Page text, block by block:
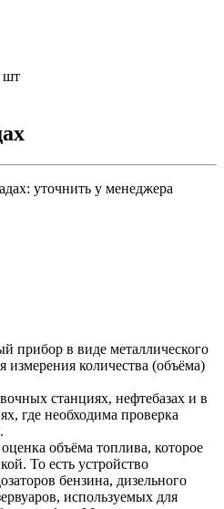
шт
уточнить у менеджера
прибор в виде металлического
измерения количества (объёма)
станциях, нефтебазах и в
где необходима проверка
объёма топлива, которое
То есть устройство
бензина, дизельного
используемых для